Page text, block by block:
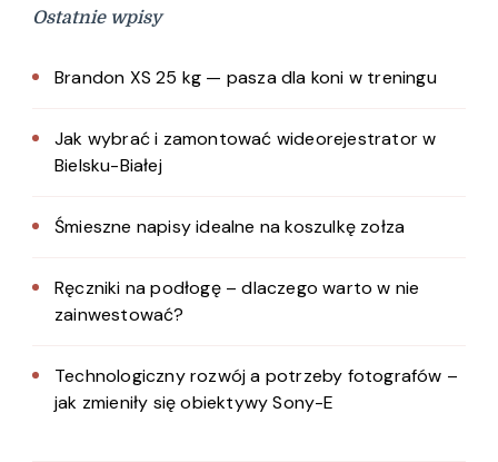
Ostatnie wpisy
Brandon XS 25 kg — pasza dla koni w treningu
Jak wybrać i zamontować wideorejestrator w
Bielsku-Białej
Śmieszne napisy idealne na koszulkę zołza
Ręczniki na podłogę – dlaczego warto w nie
zainwestować?
Technologiczny rozwój a potrzeby fotografów –
jak zmieniły się obiektywy Sony-E